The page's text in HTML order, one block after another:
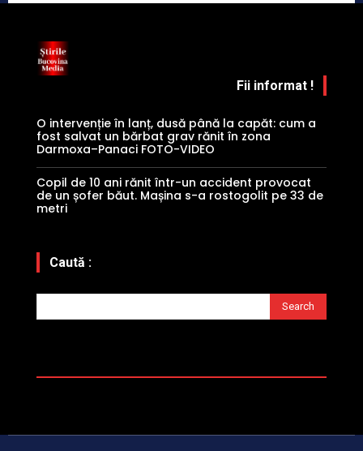
Fii informat !
O intervenție în lanț, dusă până la capăt: cum a
fost salvat un bărbat grav rănit în zona
Darmoxa–Panaci FOTO-VIDEO
Copil de 10 ani rănit într-un accident provocat
de un șofer băut. Mașina s-a rostogolit pe 33 de
metri
Caută :
Search